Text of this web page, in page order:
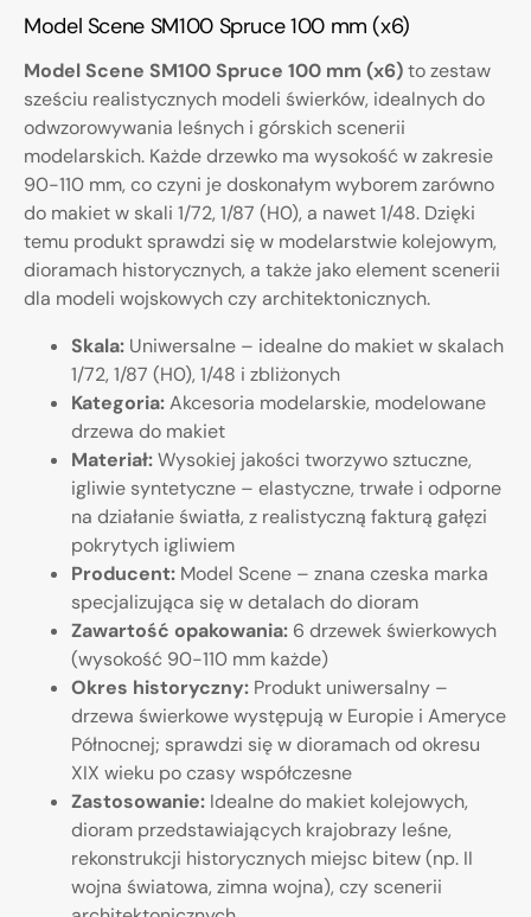
Model Scene SM100 Spruce 100 mm (x6)
Model Scene SM100 Spruce 100 mm (x6)to zestaw
sześciu realistycznych modeli świerków, idealnych do
odwzorowywania leśnych i górskich scenerii
modelarskich. Każde drzewko ma wysokość w zakresie
90-110 mm, co czyni je doskonałym wyborem zarówno
do makiet w skali 1/72, 1/87 (H0), a nawet 1/48. Dzięki
temu produkt sprawdzi się w modelarstwie kolejowym,
dioramach historycznych, a także jako element scenerii
dla modeli wojskowych czy architektonicznych.
Skala: Uniwersalne – idealne do makiet w skalach
1/72, 1/87 (H0), 1/48 i zbliżonych
Kategoria:Akcesoria modelarskie, modelowane
drzewa do makiet
Materiał:Wysokiej jakości tworzywo sztuczne,
igliwie syntetyczne – elastyczne, trwałe i odporne
na działanie światła, z realistyczną fakturą gałęzi
pokrytych igliwiem
Producent: Model Scene – znana czeska marka
specjalizująca się w detalach do dioram
Zawartość opakowania: 6 drzewek świerkowych
(wysokość 90-110 mm każde)
Okres historyczny: Produkt uniwersalny –
drzewa świerkowe występują w Europie i Ameryce
Północnej; sprawdzi się w dioramach od okresu
XIX wieku po czasy współczesne
Zastosowanie: Idealne do makiet kolejowych,
dioram przedstawiających krajobrazy leśne,
rekonstrukcji historycznych miejsc bitew (np. II
wojna światowa, zimna wojna), czy scenerii